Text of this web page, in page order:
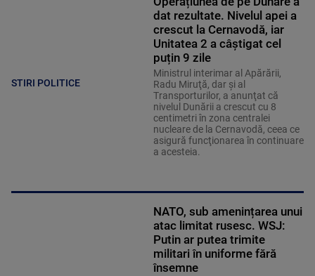
STIRI POLITICE
dat rezultate. Nivelul apei a
crescut la Cernavodă, iar
Unitatea 2 a câștigat cel
puțin 9 zile
Ministrul interimar al Apărării,
Radu Miruţă, dar şi al
Transporturilor, a anunţat că
nivelul Dunării a crescut cu 8
centimetri în zona centralei
nucleare de la Cernavodă, ceea ce
asigură funcţionarea în continuare
a acesteia.
NATO, sub amenințarea unui
atac limitat rusesc. WSJ:
Putin ar putea trimite
militari în uniforme fără
însemne